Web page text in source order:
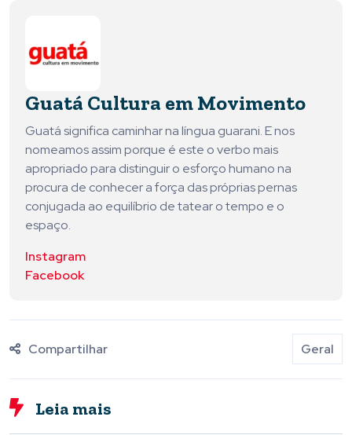
Guatá Cultura em Movimento
Guatá significa caminhar na língua guarani. E nos
nomeamos assim porque é este o verbo mais
apropriado para distinguir o esforço humano na
procura de conhecer a força das próprias pernas
conjugada ao equilíbrio de tatear o tempo e o
espaço.
Instagram
Facebook
Compartilhar Geral
Leia mais